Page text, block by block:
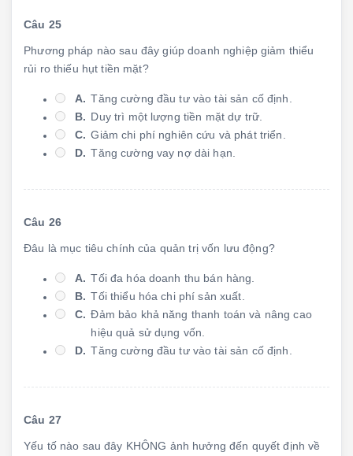
Câu 25
Phương pháp nào sau đây giúp doanh nghiệp giảm thiểu
rủi ro thiếu hụt tiền mặt?
A. Tăng cường đầu tư vào tài sản cố định.
B. Duy trì một lượng tiền mặt dự trữ.
C. Giảm chi phí nghiên cứu và phát triển.
D. Tăng cường vay nợ dài hạn.
Câu 26
Đâu là mục tiêu chính của quản trị vốn lưu động?
A. Tối đa hóa doanh thu bán hàng.
B. Tối thiểu hóa chi phí sản xuất.
C. Đảm bảo khả năng thanh toán và nâng cao
hiệu quả sử dụng vốn.
D. Tăng cường đầu tư vào tài sản cố định.
Câu 27
Yếu tố nào sau đây KHÔNG ảnh hưởng đến quyết định về